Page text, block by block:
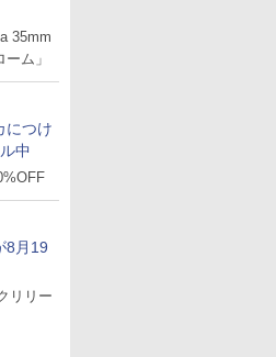
35mm
ム」
につけ
中
8月19
リリー